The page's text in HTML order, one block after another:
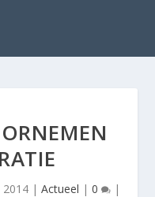
2014 | Actueel | 0 |